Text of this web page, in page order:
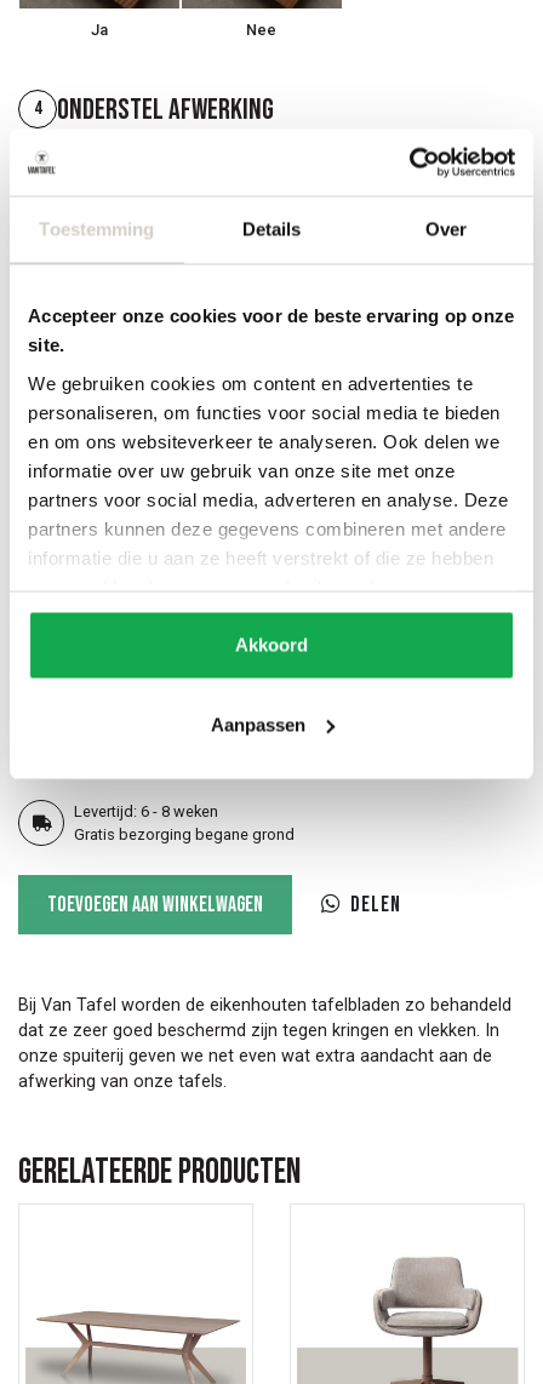
Toestemming Details Over
Accepteer onze cookies voor de beste ervaring op onze
site.
We gebruiken cookies om content en advertenties te
personaliseren, om functies voor social media te bieden
en om ons websiteverkeer te analyseren. Ook delen we
informatie over uw gebruik van onze site met onze
partners voor social media, adverteren en analyse. Deze
partners kunnen deze gegevens combineren met andere
informatie die u aan ze heeft verstrekt of die ze hebben
Akkoord
Aanpassen
Ja Nee
4 Onderstel afwerking
Hout gelijk aan blad
5 Randafwerking
Recht (standaard) 20 Facet 12 Inversed
60 Slant facet
Levertijd: 6 - 8 weken
Gratis bezorging begane grond
ovale
tafel
Toevoegen aan winkelwagen Delen
Bij Van Tafel worden de eikenhouten tafelbladen zo behandeld
dat ze zeer goed beschermd zijn tegen kringen en vlekken. In
onze spuiterij geven we net even wat extra aandacht aan de
afwerking van onze tafels.
Gerelateerde producten